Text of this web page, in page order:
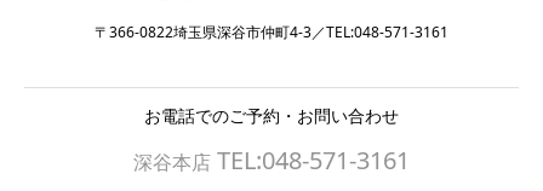
〒366-0822埼玉県深谷市仲町4-3／TEL:048-571-3161
お電話でのご予約・お問い合わせ
深谷本店 TEL:048-571-3161